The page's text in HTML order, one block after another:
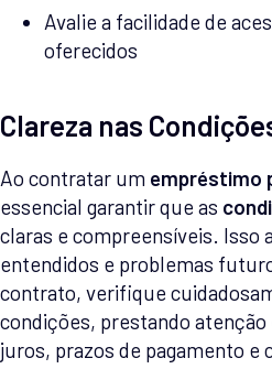
Avalie a facilidade de
oferecidos
Clareza nas
Ao contratar um empréstimo
essencial garantir que as
claras e compreensíveis. Isso
entendidos e problemas
contrato, verifique
condições, prestando atenção
juros, prazos de pagamento e